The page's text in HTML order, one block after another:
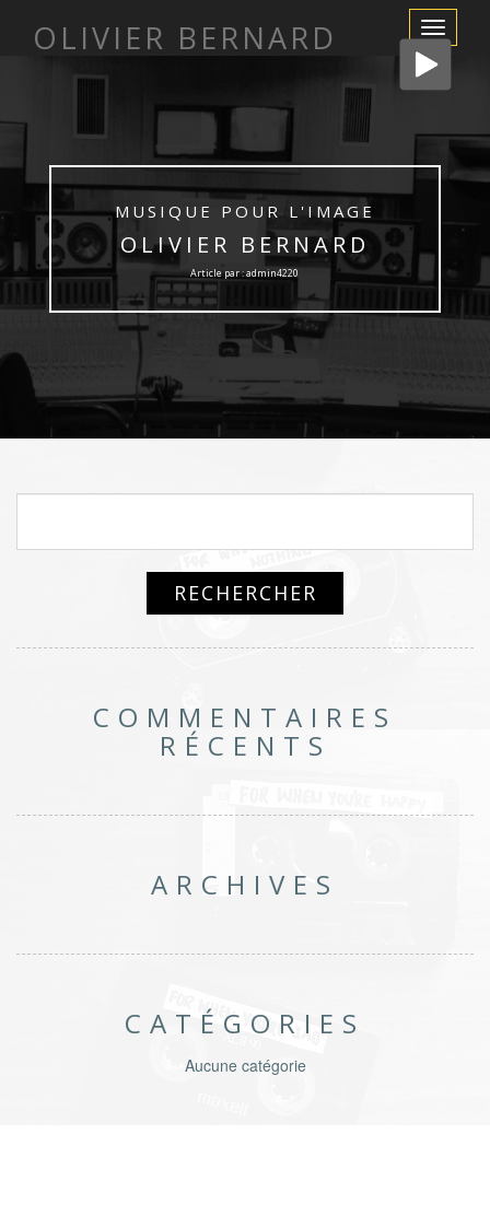
Afficher/
la
navigation
OLIVIER BERNARD
MUSIQUE POUR L'IMAGE
OLIVIER BERNARD
Article par : admin4220
COMMENTAIRES
RÉCENTS
ARCHIVES
CATÉGORIES
Aucune catégorie